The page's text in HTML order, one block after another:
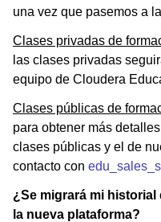
una vez que pasemos a
Clases privadas de
las clases privadas
equipo de Cloudera
Clases públicas de
para obtener más
clases públicas y el de
contacto con
¿Se migrará mi
la nueva plataforma?